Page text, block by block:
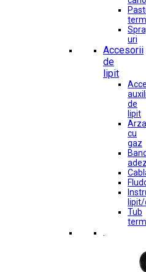
uri
Accesorii
de
lipit
de
lipit
cu
gaz
Tub
.